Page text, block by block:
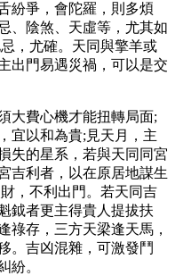
紛爭，會陀羅，則多煩
、陰煞、天虛等，尤其如
，尤確。天同與擎羊或
出門易遇災禍，可以是交
大費心機才能扭轉局面;
宜以和為貴;見天月，主
失的星系，若與天同同宮
吉利者，以在原居地謀生
，不利出門。若天同吉
鉞者更主得貴人提拔扶
祿存，三方天梁逢天馬，
。吉凶混雜，可激發鬥
紛。